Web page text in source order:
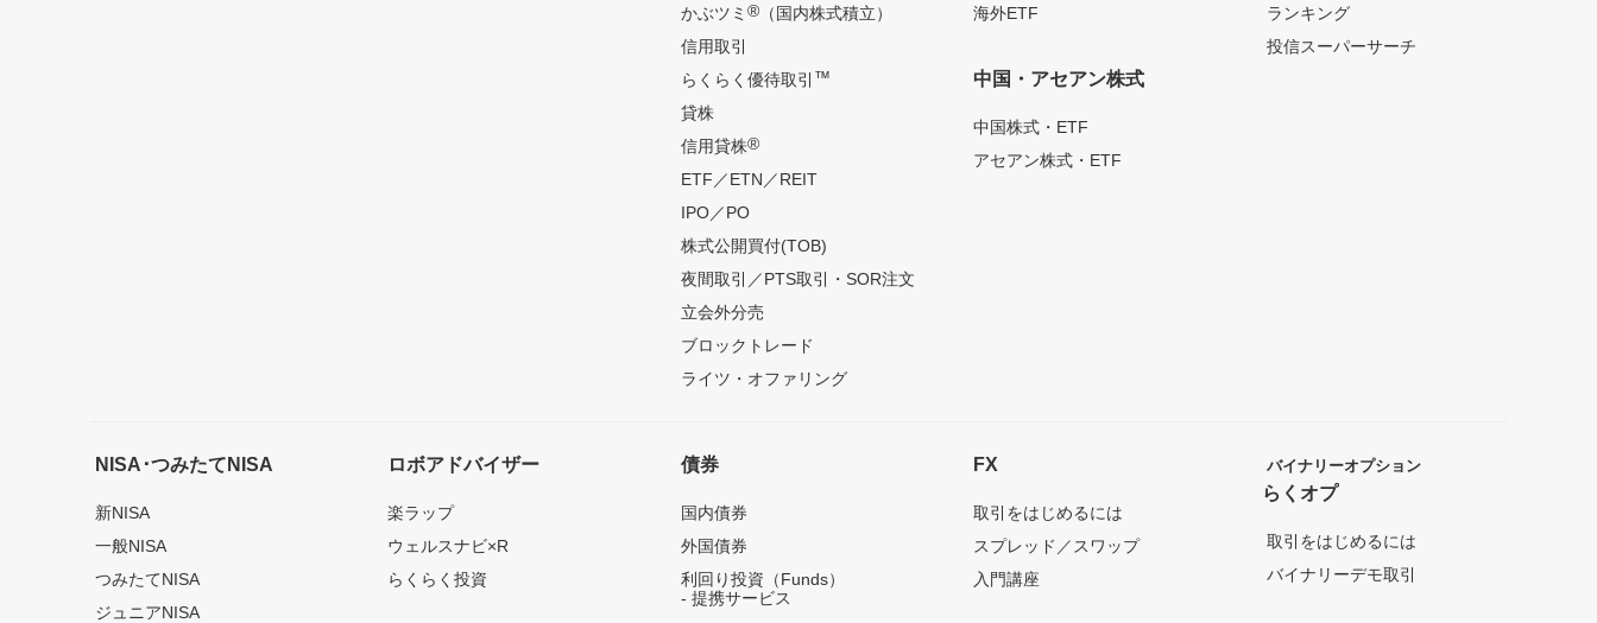
かぶツミ ®（国内株式積立）
信用取引
らくらく優待取引 ™
貸株
信用貸株®
ETF／ETN／REIT
IPO／PO
株式公開買付(TOB)
夜間取引／PTS取引・SOR注文
立会外分売
ブロックトレード
ライツ・オファリング
海外ETF
中国・アセアン株式
中国株式・ETF
アセアン株式・ETF
ランキング
投信スーパーサーチ
NISA･つみたてNISA
新NISA
一般NISA
つみたてNISA
ジュニアNISA
ロボアドバイザー
楽ラップ
ウェルスナビ×R
らくらく投資
債券
国内債券
外国債券
利回り投資（Funds）
- 提携サービス
FX
取引をはじめるには
スプレッド／スワップ
入門講座
バイナリーオプション
らくオプ
取引をはじめるには
バイナリーデモ取引